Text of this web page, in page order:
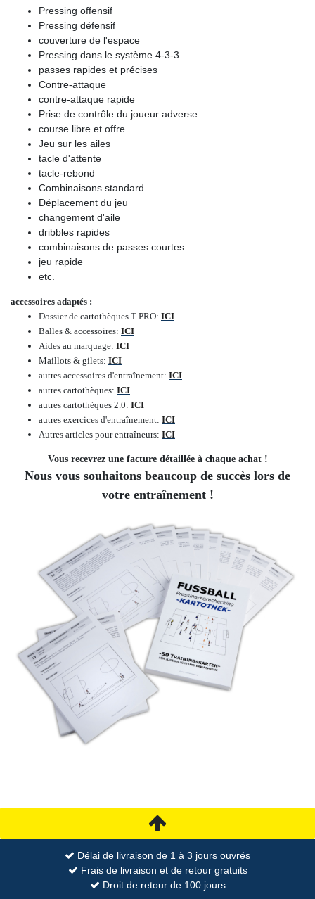
Pressing offensif
Pressing défensif
couverture de l'espace
Pressing dans le système 4-3-3
passes rapides et précises
Contre-attaque
contre-attaque rapide
Prise de contrôle du joueur adverse
course libre et offre
Jeu sur les ailes
tacle d'attente
tacle-rebond
Combinaisons standard
Déplacement du jeu
changement d'aile
dribbles rapides
combinaisons de passes courtes
jeu rapide
etc.
accessoires adaptés :
Dossier de cartothèques T-PRO: ICI
Balles & accessoires: ICI
Aides au marquage: ICI
Maillots & gilets: ICI
autres accessoires d'entraînement: ICI
autres cartothèques: ICI
autres cartothèques 2.0: ICI
autres exercices d'entraînement: ICI
Autres articles pour entraîneurs: ICI
Vous recevrez une facture détaillée à chaque achat !
Nous vous souhaitons beaucoup de succès lors de
votre entraînement !
Délai de livraison de 1 à 3 jours ouvrés
Frais de livraison et de retour gratuits
Droit de retour de 100 jours